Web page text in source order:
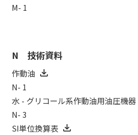
M- 1
N 技術資料
作動油
N- 1
水 - グリコール系作動油用油圧機器
N- 3
SI単位換算表